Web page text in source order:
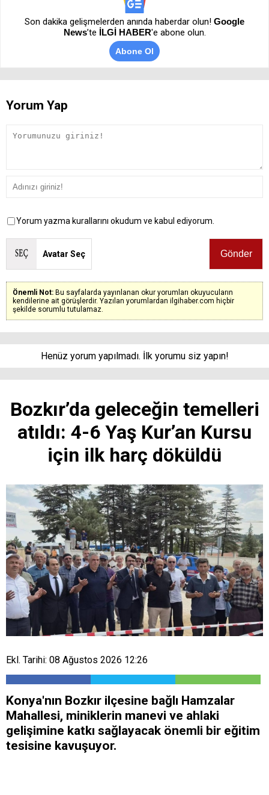
Son dakika gelişmelerden anında haberdar olun! Google
News’te İLGİ HABER'e abone olun.
Abone Ol
Yorum Yap
Yorum yazma kurallarını okudum ve kabul ediyorum.
Avatar Seç
Önemli Not: Bu sayfalarda yayınlanan okur yorumları okuyucuların
kendilerine ait görüşlerdir. Yazılan yorumlardan ilgihaber.com hiçbir
şekilde sorumlu tutulamaz.
Henüz yorum yapılmadı. İlk yorumu siz yapın!
Bozkır’da geleceğin temelleri
atıldı: 4-6 Yaş Kur’an Kursu
için ilk harç döküldü
Ekl. Tarihi: 08 Ağustos 2026 12:26
Konya'nın Bozkır ilçesine bağlı Hamzalar
Mahallesi, miniklerin manevi ve ahlaki
gelişimine katkı sağlayacak önemli bir eğitim
tesisine kavuşuyor.